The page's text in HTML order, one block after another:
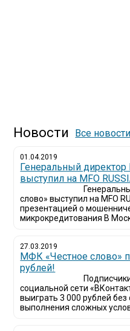
Новости Все новости
01.04.2019
Генеральный
выступил на MFO
слово» выступил на MFO
презентацией о
микрокредитования В
27.03.2019
МФК «Честное слово»
рублей!
социальной сети
выиграть 3 000 рублей
выполнения сложных